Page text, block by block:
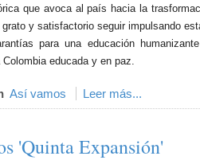
que avoca al país hacia la
y satisfactorio seguir impulsando
para una educación
educada y en paz.
Así vamos Leer más...
'Quinta Expansión'